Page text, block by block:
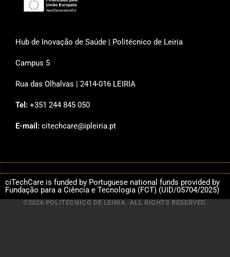
Hub de Inovação de Saúde | Politécnico de Leiria
Campus 5
Rua das Olhalvas | 2414-016 LEIRIA
Tel: +351 244 845 050
E-mail: citechcare@ipleiria.pt
ciTechCare is funded by Portuguese national funds provided by
Fundação para a Ciência e Tecnologia (FCT) (UID/05704/2025)
©2026 POLITÉCNICO DE LEIRIA. ALL RIGHTS RESERVED.